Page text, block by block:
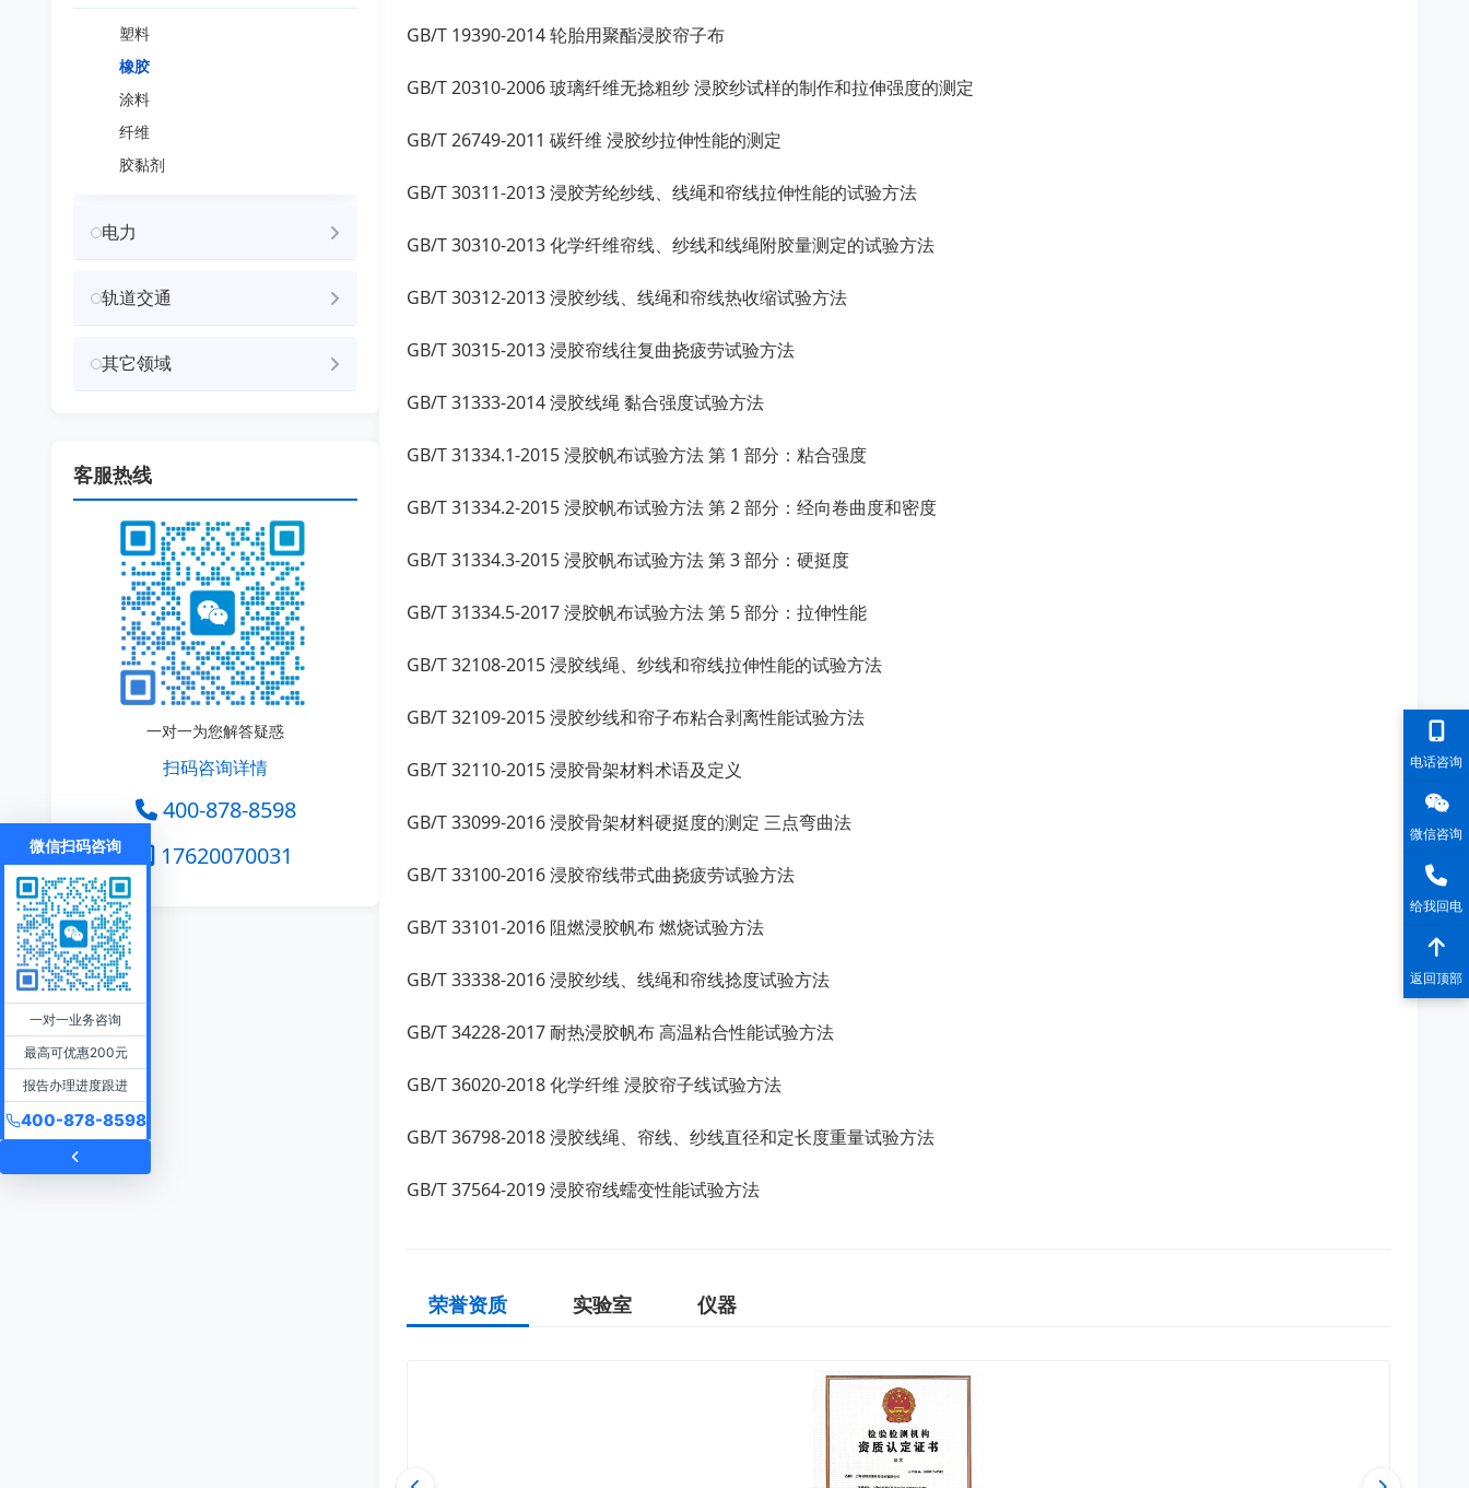
GB/T 19390-2014 轮胎用聚酯浸胶帘子布
GB/T 20310-2006 玻璃纤维无捻粗纱 浸胶纱试样的制作和拉伸强度的测定
GB/T 26749-2011 碳纤维 浸胶纱拉伸性能的测定
GB/T 30311-2013 浸胶芳纶纱线、线绳和帘线拉伸性能的试验方法
GB/T 30310-2013 化学纤维帘线、纱线和线绳附胶量测定的试验方法
GB/T 30312-2013 浸胶纱线、线绳和帘线热收缩试验方法
GB/T 30315-2013 浸胶帘线往复曲挠疲劳试验方法
GB/T 31333-2014 浸胶线绳 黏合强度试验方法
GB/T 31334.1-2015 浸胶帆布试验方法 第 1 部分：粘合强度
GB/T 31334.2-2015 浸胶帆布试验方法 第 2 部分：经向卷曲度和密度
GB/T 31334.3-2015 浸胶帆布试验方法 第 3 部分：硬挺度
GB/T 31334.5-2017 浸胶帆布试验方法 第 5 部分：拉伸性能
GB/T 32108-2015 浸胶线绳、纱线和帘线拉伸性能的试验方法
GB/T 32109-2015 浸胶纱线和帘子布粘合剥离性能试验方法
GB/T 32110-2015 浸胶骨架材料术语及定义
GB/T 33099-2016 浸胶骨架材料硬挺度的测定 三点弯曲法
GB/T 33100-2016 浸胶帘线带式曲挠疲劳试验方法
GB/T 33101-2016 阻燃浸胶帆布 燃烧试验方法
GB/T 33338-2016 浸胶纱线、线绳和帘线捻度试验方法
GB/T 34228-2017 耐热浸胶帆布 高温粘合性能试验方法
GB/T 36020-2018 化学纤维 浸胶帘子线试验方法
GB/T 36798-2018 浸胶线绳、帘线、纱线直径和定长度重量试验方法
GB/T 37564-2019 浸胶帘线蠕变性能试验方法
荣誉资质 实验室 仪器
塑料
橡胶
涂料
纤维
胶黏剂
电力
轨道交通
其它领域
客服热线
一对一为您解答疑惑
扫码咨询详情
400-878-8598
17620070031
电话咨询
微信咨询
给我回电
返回顶部
微信扫码咨询
一对一业务咨询
最高可优惠200元
报告办理进度跟进
400-878-8598